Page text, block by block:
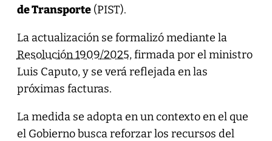
de Transporte(PIST).
La actualización se formalizó mediante la
Resolución 1909/2025, firmada por el ministro
Luis Caputo, y se verá reflejada en las
próximas facturas.
La medida se adopta en un contexto en el que
el Gobierno busca reforzar los recursos del